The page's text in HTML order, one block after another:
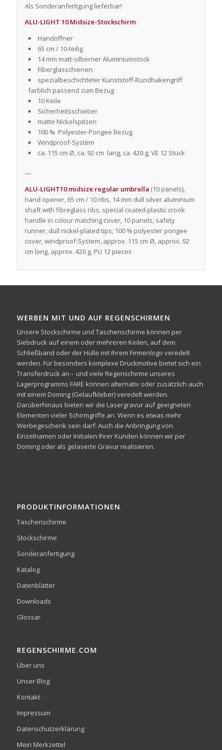
Als Sonderanfertigung lieferbar!
ALU-LIGHT 10 Midsize-Stockschirm
Handöffner
65 cm / 10-teilig
14 mm matt-silberner Aluminiumstock
Fiberglasschienen
spezialbeschichteter Kunststoff-Rundhakengriff
farblich passend zum Bezug
10 Keile
Sicherheitsschieber
matte Nickelspitzen
100 % Polyester-Pongee Bezug
Windproof-System
ca. 115 cm Ø, ca. 92 cm lang, ca. 420 g, VE 12 Stück
—
ALU-LIGHT10 midsize regular umbrella (10 panels),
hand opener, 65 cm / 10 ribs, 14 mm dull silver aluminium
shaft with fibreglass ribs, special coated plastic crook
handle in colour matching cover, 10 panels, safety
runner, dull nickel-plated tips, 100 % polyester pongee
cover, windproof-System, approx. 115 cm Ø, approx. 92
cm long, approx. 420 g, PU 12 pieces
WERBEN MIT UND AUF REGENSCHIRMEN
Unsere Stockschirme und Taschenschirme können per
Siebdruck auf einem oder mehreren Keilen, auf dem
Schließband oder der Hülle mit ihrem Firmenlogo veredelt
werden. Für besonders komplexe Druckmotive bietet sich ein
Transferdruck an – und viele Regenschirme unseres
Lagerprogramms FARE können alternativ oder zusätzlich auch
mit einem Doming (Gelaufkleber) veredelt werden.
Darüberhinaus bieten wir die Lasergravur auf geeigneten
Elementen vieler Schirmgriffe an. Wenn es etwas mehr
Werbegeschenk sein darf: Auch die Anbringung von
Einzelnamen oder Initialen Ihrer Kunden können wir per
Doming oder als gelaserte Gravur realisieren.
PRODUKTINFORMATIONEN
Taschenschirme
Stockschirme
Sonderanfertigung
Katalog
Datenblätter
Downloads
Glossar
REGENSCHIRME.COM
Über uns
Unser Blog
Kontakt
Impressum
Datenschutzerklärung
Mein Merkzettel